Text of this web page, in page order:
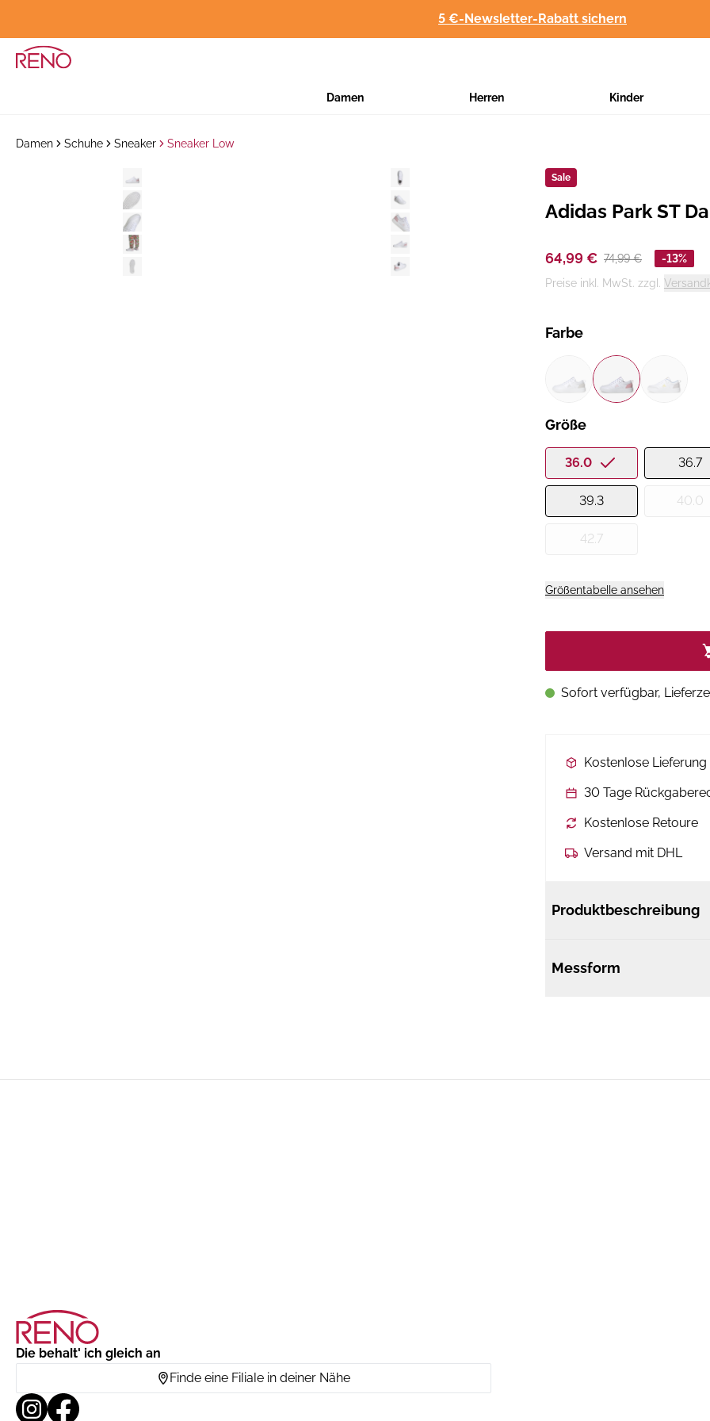
5 €-Newsletter-Rabatt sichern
Damen Herren Kinder
Damen Schuhe Sneaker Sneaker Low
Sale
Hersteller:
Adidas Park ST
64,99 € 74,99 €
-13%
Preise inkl. MwSt. zzgl.
Farbe
Größe
36.0 36.7
39.3 40.0
42.7
Größentabelle ansehen
Sofort verfügbar,
Kostenlose
30 Tage
Kostenlose Retoure
Versand mit DHL
Produktbeschreibung
Messform
Die behalt' ich gleich an
Finde eine Filiale in deiner Nähe